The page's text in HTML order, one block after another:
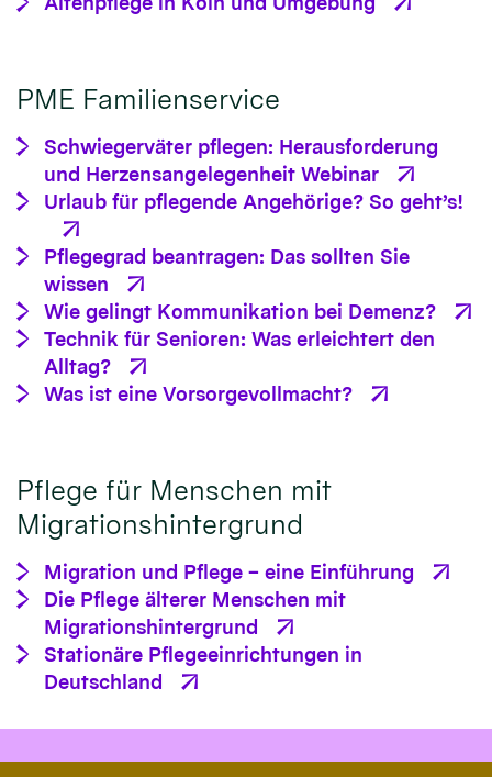
PME Familienservice
Schwiegerväter pflegen: Herausforderung
und Herzensangelegenheit Webinar
Urlaub für pflegende Angehörige? So geht’s!
Pflegegrad beantragen: Das sollten Sie
wissen
Wie gelingt Kommunikation bei Demenz?
Technik für Senioren: Was erleichtert den
Alltag?
Was ist eine Vorsorgevollmacht?
Pflege für Menschen mit
Migrationshintergrund
Migration und Pflege – eine Einführung
Die Pflege älterer Menschen mit
Migrationshintergrund
Stationäre Pflegeeinrichtungen in
Deutschland